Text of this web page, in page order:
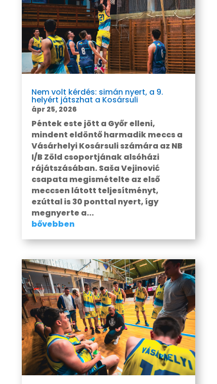
Nem volt kérdés: simán nyert, a 9.
helyért játszhat a Kosársuli
ápr 25, 2026
Péntek este jött a Győr elleni,
mindent eldöntő harmadik meccs a
Vásárhelyi Kosársuli számára az NB
I/B Zöld csoportjának alsóházi
rájátszásában. Saša Vejinović
csapata megismételte az első
meccsen látott teljesítményt,
ezúttal is 30 ponttal nyert, így
megnyerte a...
bővebben